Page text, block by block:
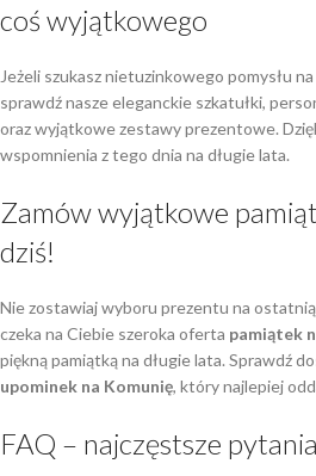
coś wyjątkowego
Jeżeli szukasz nietuzinkowego pomysłu na
sprawdź nasze eleganckie szkatułki,
oraz wyjątkowe zestawy prezentowe.
wspomnienia z tego dnia na długie lata.
Zamów wyjątkowe
dziś!
Nie zostawiaj wyboru prezentu na
czeka na Ciebie szeroka oferta pamiątek
piękną pamiątką na długie lata. Sprawdź
upominek na Komunię, który najlepiej
FAQ – najczęstsze pytania